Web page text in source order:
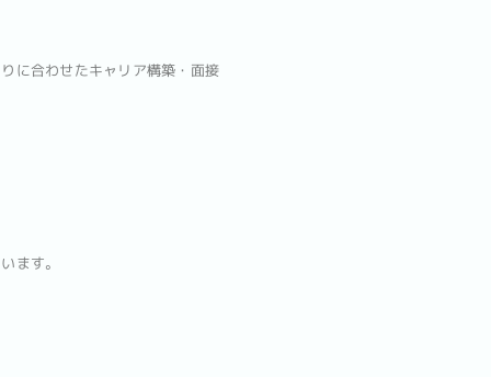
に合わせたキャリア構築・面接
ます。